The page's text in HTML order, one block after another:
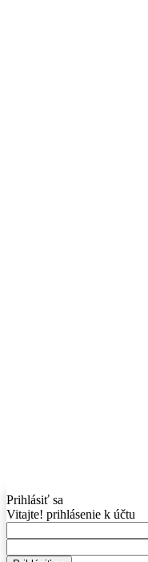
Prihlásiť sa
Vitajte! prihlásenie k účtu